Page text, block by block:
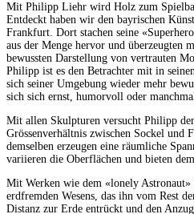
Mit Philipp Liehr wird Holz zum
Entdeckt haben wir den bayrischen
Frankfurt. Dort stachen seine
aus der Menge hervor und überzeugten
bewussten Darstellung von vertrauten
Philipp ist es den Betrachter mit in
sich seiner Umgebung wieder mehr
sich sich ernst, humorvoll oder
Mit allen Skulpturen versucht Philipp
Grössenverhältnis zwischen Sockel und
demselben erzeugen eine räumliche
variieren die Oberflächen und bieten
Mit Werken wie dem «lonely Astronaut»
erdfremden Wesens, das ihn vom Rest
Distanz zur Erde entrückt und den